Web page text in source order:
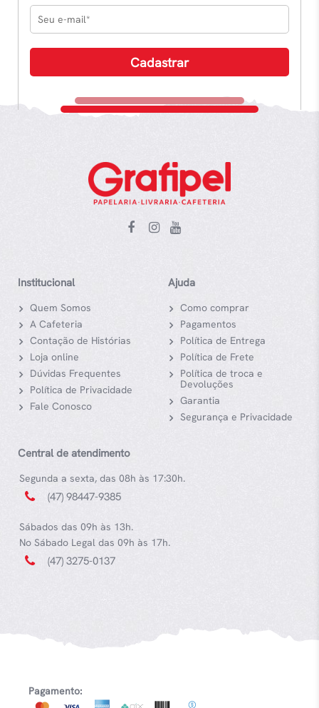
Institucional
Quem Somos
A Cafeteria
Contação de Histórias
Loja online
Dúvidas Frequentes
Política de Privacidade
Fale Conosco
Ajuda
Como comprar
Pagamentos
Política de Entrega
Política de Frete
Política de troca e
Devoluções
Garantia
Segurança e Privacidade
Central de atendimento
Segunda a sexta, das 08h às 17:30h.
(47) 98447-9385
Sábados das 09h às 13h.
No Sábado Legal das 09h às 17h.
(47) 3275-0137
Pagamento: